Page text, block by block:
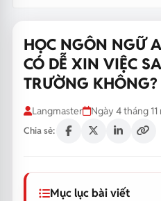
HỌC NGÔN NGỮ
CÓ DỄ XIN VIỆC
TRƯỜNG KHÔNG?
Langmaster Ngày 4 tháng
Chia sẻ:
Mục lục bài viết